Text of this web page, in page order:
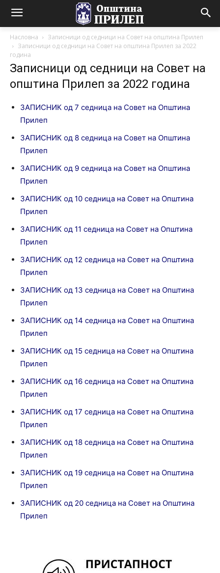
Насловна
Записници од седници на Совет на општина Прилеп
Записници од седници на Совет на општина Прилеп за 2022
година
Записници од седници на Совет на
општина Прилеп за 2022 година
ЗАПИСНИК од 7 седница на Совет на Општина
Прилеп
ЗАПИСНИК од 8 седница на Совет на Општина
Прилеп
ЗАПИСНИК од 9 седница на Совет на Општина
Прилеп
ЗАПИСНИК од 10 седница на Совет на Општина
Прилеп
ЗАПИСНИК од 11 седница на Совет на Општина
Прилеп
ЗАПИСНИК од 12 седница на Совет на Општина
Прилеп
ЗАПИСНИК од 13 седница на Совет на Општина
Прилеп
ЗАПИСНИК од 14 седница на Совет на Општина
Прилеп
ЗАПИСНИК од 15 седница на Совет на Општина
Прилеп
ЗАПИСНИК од 16 седница на Совет на Општина
Прилеп
ЗАПИСНИК од 17 седница на Совет на Општина
Прилеп
ЗАПИСНИК од 18 седница на Совет на Општина
Прилеп
ЗАПИСНИК од 19 седница на Совет на Општина
Прилеп
ЗАПИСНИК од 20 седница на Совет на Општина
Прилеп